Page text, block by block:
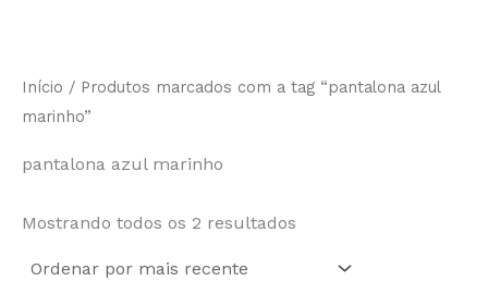
Início / Produtos marcados com a tag “pantalona azul
marinho”
pantalona azul marinho
Mostrando todos os 2 resultados